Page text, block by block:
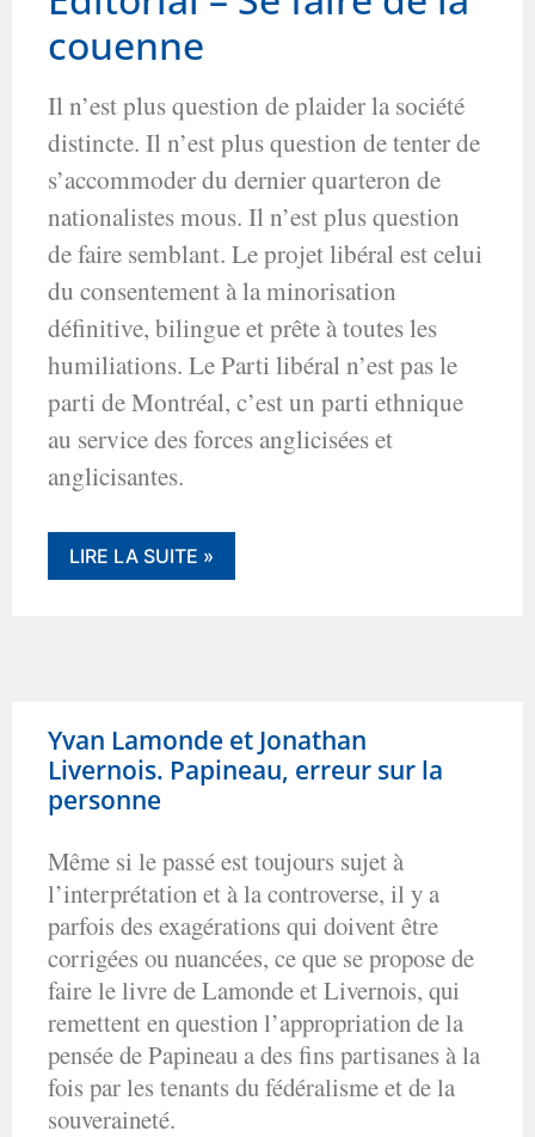
couenne
Il n’est plus question de plaider la société
distincte. Il n’est plus question de tenter de
s’accommoder du dernier quarteron de
nationalistes mous. Il n’est plus question
de faire semblant. Le projet libéral est celui
du consentement à la minorisation
définitive, bilingue et prête à toutes les
humiliations. Le Parti libéral n’est pas le
parti de Montréal, c’est un parti ethnique
au service des forces anglicisées et
anglicisantes.
LIRE LA SUITE »
Yvan Lamonde et Jonathan
Livernois. Papineau, erreur sur la
personne
Même si le passé est toujours sujet à
l’interprétation et à la controverse, il y a
parfois des exagérations qui doivent être
corrigées ou nuancées, ce que se propose de
faire le livre de Lamonde et Livernois, qui
remettent en question l’appropriation de la
pensée de Papineau a des fins partisanes à la
fois par les tenants du fédéralisme et de la
souveraineté.